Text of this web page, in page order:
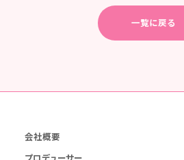
一覧に戻る
会社概要
プロデューサー